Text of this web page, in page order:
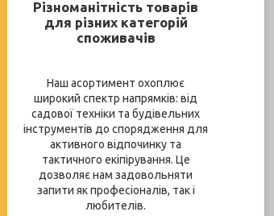
Різноманітність товарів
для різних категорій
споживачів
Наш асортимент охоплює
широкий спектр напрямків: від
садової техніки та будівельних
інструментів до спорядження для
активного відпочинку та
тактичного екіпірування. Це
дозволяє нам задовольняти
запити як професіоналів, так і
любителів.